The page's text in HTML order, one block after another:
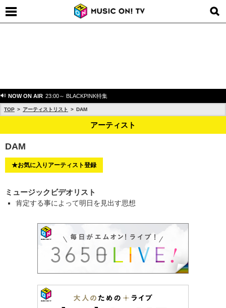
NOW ON AIR 23:00～ BLACKPINK特集
TOP アーティストリスト DAM
アーティスト
DAM
★お気に入りアーティスト登録
ミュージックビデオリスト
肯定する事によって明日を見出す思想